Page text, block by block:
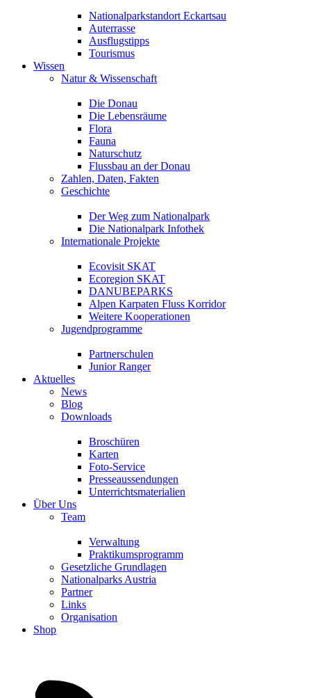
Nationalparkstandort Eckartsau
Auterrasse
Ausflugstipps
Tourismus
Wissen
Natur & Wissenschaft
Die Donau
Die Lebensräume
Flora
Fauna
Naturschutz
Flussbau an der Donau
Zahlen, Daten, Fakten
Geschichte
Der Weg zum Nationalpark
Die Nationalpark Infothek
Internationale Projekte
Ecovisit SKAT
Ecoregion SKAT
DANUBEPARKS
Alpen Karpaten Fluss Korridor
Weitere Kooperationen
Jugendprogramme
Partnerschulen
Junior Ranger
Aktuelles
News
Blog
Downloads
Broschüren
Karten
Foto-Service
Presseaussendungen
Unterrichtsmaterialien
Über Uns
Team
Verwaltung
Praktikumsprogramm
Gesetzliche Grundlagen
Nationalparks Austria
Partner
Links
Organisation
Shop